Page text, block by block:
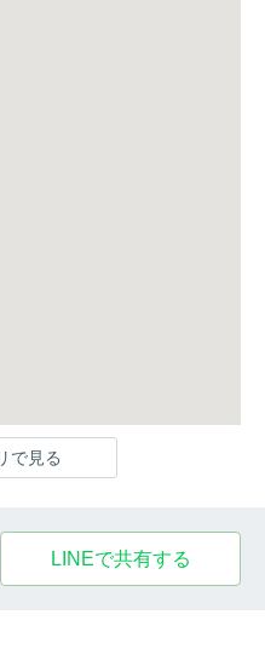
で見る
LINEで共有する